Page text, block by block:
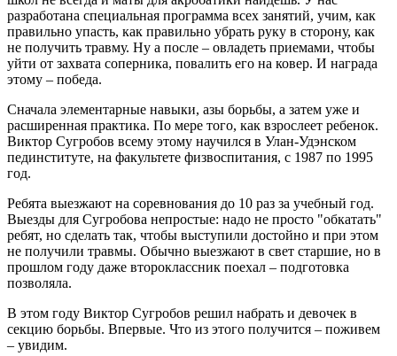
разработана специальная программа всех занятий, учим, как
правильно упасть, как правильно убрать руку в сторону, как
не получить травму. Ну а после – овладеть приемами, чтобы
уйти от захвата соперника, повалить его на ковер. И награда
этому – победа.
Сначала элементарные навыки, азы борьбы, а затем уже и
расширенная практика. По мере того, как взрослеет ребенок.
Виктор Сугробов всему этому научился в Улан-Удэнском
пединституте, на факультете физвоспитания, с 1987 по 1995
год.
Ребята выезжают на соревнования до 10 раз за учебный год.
Выезды для Сугробова непростые: надо не просто "обкатать"
ребят, но сделать так, чтобы выступили достойно и при этом
не получили травмы. Обычно выезжают в свет старшие, но в
прошлом году даже второклассник поехал – подготовка
позволяла.
В этом году Виктор Сугробов решил набрать и девочек в
секцию борьбы. Впервые. Что из этого получится – поживем
– увидим.